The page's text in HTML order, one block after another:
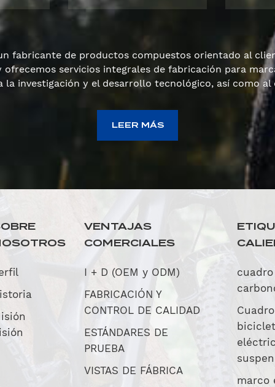
fabricante de productos compuestos orientado al
servicios integrales de fabricación para
la investigación y el desarrollo tecnológico, así como
LEER MÁS
VENTAJAS
COMERCIALES
I + D (OEM y ODM)
FABRICACIÓN Y
CONTROL DE CALIDAD
ESTÁNDARES DE
PRUEBA
VISTAS DE FÁBRICA
marco